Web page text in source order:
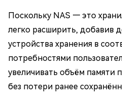
Поскольку NAS — это
легко расширить, добавив
устройства хранения в
потребностями
увеличивать объём памяти
без потери ранее